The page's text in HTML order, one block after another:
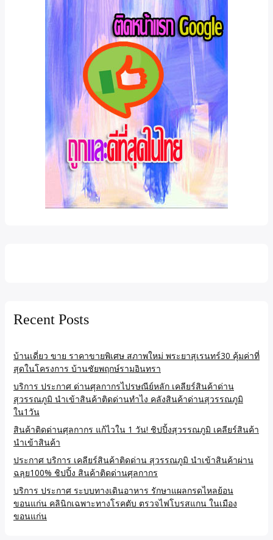
Recent Posts
บ้านเดี่ยว ขาย ราคาขายพิเศษ สภาพใหม่ พระยาสุเรนทร์30 คุ้มค่าที่
สุดในโครงการ บ้านชัยพฤกษ์รามอินทรา
บริการ ประกาศ ด่านศุลกากรไปรษณีย์หลัก เคลียร์สินค้าด่าน
สุวรรณภูมิ นำเข้าสินค้าติดด่านทำไง คลังสินค้าด่านสุวรรณภูมิ
ใน1วัน
สินค้าติดด่านศุลกากร แก้ไวใน 1 วัน! ชิปปิ้งสุวรรณภูมิ เคลียร์สินค้า
นำเข้าสินค้า
ประกาศ บริการ เคลียร์สินค้าติดด่าน สุวรรณภูมิ นำเข้าสินค้าผ่าน
ฉลุย100% ชิปปิ้ง สินค้าติดด่านศุลกากร
บริการ ประกาศ ระบบทางเดินอาหาร รักษาแผลกรดไหลย้อน
ขอนแก่น คลินิกเฉพาะทางโรคตับ ตรวจไฟโบรสแกน ในเมือง
ขอนแก่น